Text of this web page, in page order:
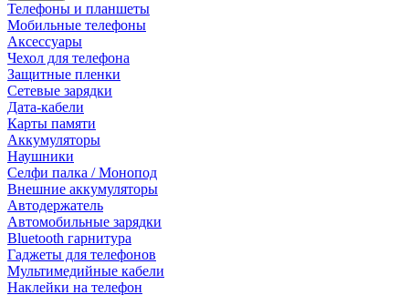
Телефоны и планшеты
Мобильные телефоны
Аксессуары
Чехол для телефона
Защитные пленки
Сетевые зарядки
Дата-кабели
Карты памяти
Аккумуляторы
Наушники
Селфи палка / Монопод
Внешние аккумуляторы
Автодержатель
Автомобильные зарядки
Bluetooth гарнитура
Гаджеты для телефонов
Мультимедийные кабели
Наклейки на телефон